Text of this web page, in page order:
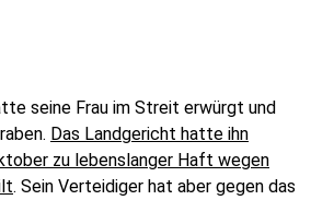
seine Frau im Streit erwürgt und
Das Landgericht hatte ihn
zu lebenslanger Haft wegen
. Sein Verteidiger hat aber gegen das